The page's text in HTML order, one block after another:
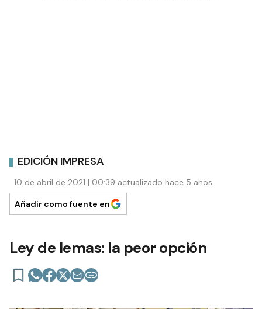
EDICIÓN IMPRESA
10 de abril de 2021 | 00:39 actualizado hace 5 años
Añadir como fuente en
Ley de lemas: la peor opción